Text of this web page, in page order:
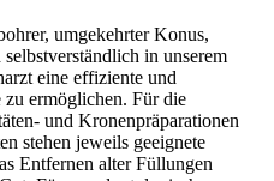
umgekehrter Konus,
in unserem
eine effiziente und
ermöglichen. Für die
und Kronenpräparationen
stehen jeweils geeignete
Entfernen alter Füllungen